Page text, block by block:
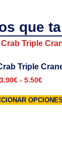
que
Triple
3.90€ - 5.50€
OPCIONES